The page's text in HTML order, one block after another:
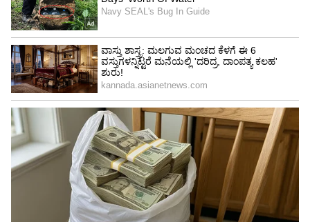
ಡೆಫಿನಿಷನ್ (HD) ಟಚ್‌ಸ್ಕ್ರೀನ್ ಇನ್ಫೋಟೈನ್‌ಮೆಂಟ್ ಮೂಲಕ
ಸಿನಿಮೀಯ ದೃಶ್ಯ ಅನುಭವವನ್ನು ನೀಡುತ್ತದೆ, ಇದು
ವಿಭಾಗದಲ್ಲಿ ದೊಡ್ಡದಾಗಿದೆ.
5
9